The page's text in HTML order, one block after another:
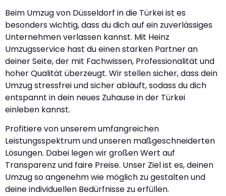
Beim Umzug von Düsseldorf in die Türkei ist es
besonders wichtig, dass du dich auf ein zuverlässiges
Unternehmen verlassen kannst. Mit Heinz
Umzugsservice hast du einen starken Partner an
deiner Seite, der mit Fachwissen, Professionalität und
hoher Qualität überzeugt. Wir stellen sicher, dass dein
Umzug stressfrei und sicher abläuft, sodass du dich
entspannt in dein neues Zuhause in der Türkei
einleben kannst.
Profitiere von unserem umfangreichen
Leistungsspektrum und unseren maßgeschneiderten
Lösungen. Dabei legen wir großen Wert auf
Transparenz und faire Preise. Unser Ziel ist es, deinen
Umzug so angenehm wie möglich zu gestalten und
deine individuellen Bedürfnisse zu erfüllen.